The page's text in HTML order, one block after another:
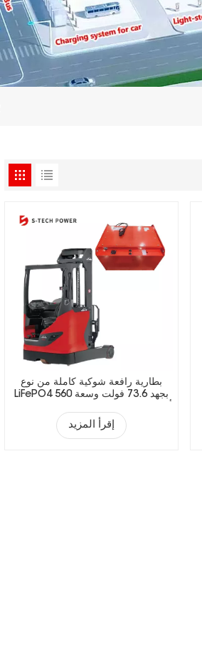
بطارية رافعة شوكية كاملة من نوع
LiFePO4 بجهد 73.6 فولت وسعة 560
البطارية (BMS).
إقرأ المزيد